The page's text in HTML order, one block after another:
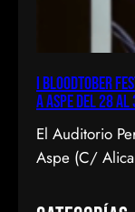
I Bloodtober
a Aspe del 28
El Auditorio
Aspe (C/
dedicado al